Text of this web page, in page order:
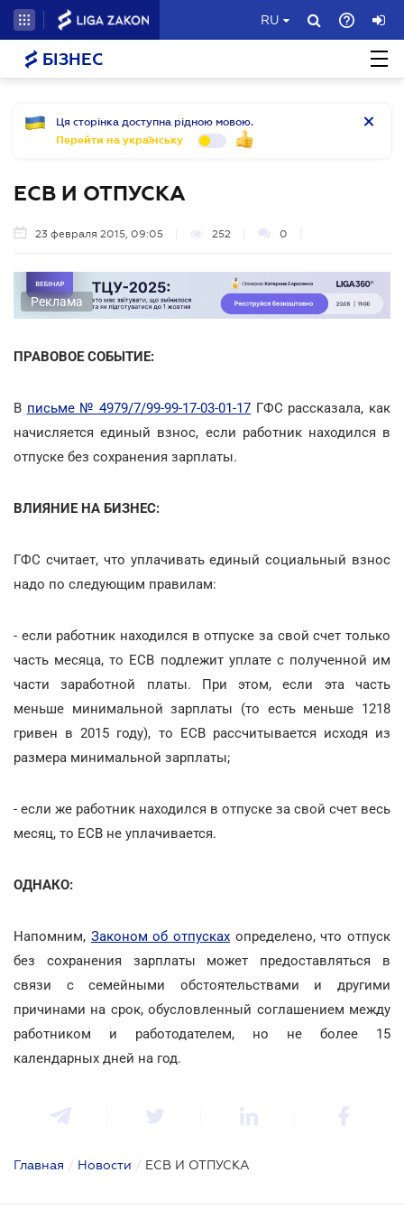
RU
БІЗНЕС
Ця сторінка доступна рідною мовою.
Перейти на українську
ЕСВ И ОТПУСКА
23 февраля 2015, 09:05 252 0
Реклама
ПРАВОВОЕ СОБЫТИЕ:
В письме № 4979/7/99-99-17-03-01-17 ГФС рассказала, как
начисляется единый взнос, если работник находился в
отпуске без сохранения зарплаты.
ВЛИЯНИЕ НА БИЗНЕС:
ГФС считает, что уплачивать единый социальный взнос
надо по следующим правилам:
- если работник находился в отпуске за свой счет только
часть месяца, то ЕСВ подлежит уплате с полученной им
части заработной платы. При этом, если эта часть
меньше минимальной зарплаты (то есть меньше 1218
гривен в 2015 году), то ЕСВ рассчитывается исходя из
размера минимальной зарплаты;
- если же работник находился в отпуске за свой счет весь
месяц, то ЕСВ не уплачивается.
ОДНАКО:
Напомним, Законом об отпусках определено, что отпуск
без сохранения зарплаты может предоставляться в
связи с семейными обстоятельствами и другими
причинами на срок, обусловленный соглашением между
работником и работодателем, но не более 15
календарных дней на год.
Главная / Новости / ЕСВ И ОТПУСКА